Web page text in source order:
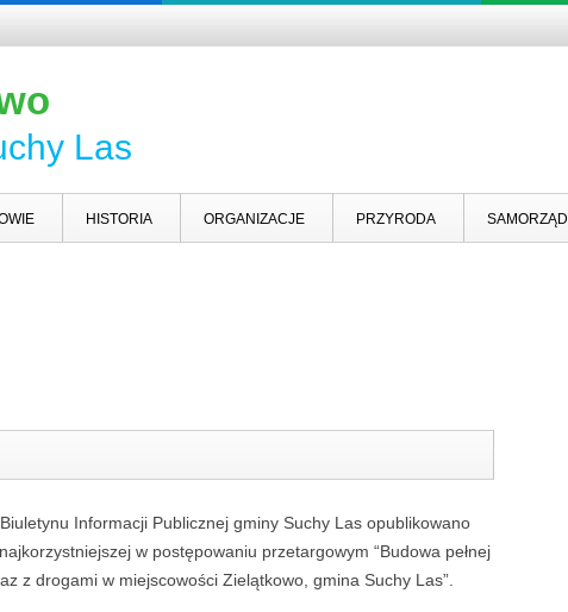
Las
HISTORIA ORGANIZACJE PRZYRODA SAMORZĄD
Informacji Publicznej gminy Suchy Las opublikowano
w postępowaniu przetargowym “Budowa pełnej
z drogami w miejscowości Zielątkowo, gmina Suchy Las”.